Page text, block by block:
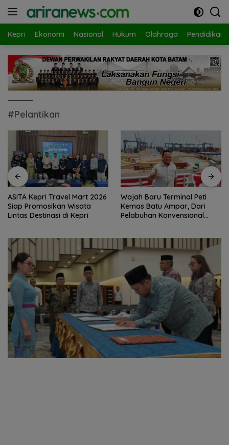
Kepri Ekonomi Nasional Hukum Olahraga Pendidikan
#Pelantikan
Wajah Baru Terminal Peti
Kemas Batu Ampar, Dari
Pelabuhan Konvensional
Ketegangan di Meja Makan:
Ketika Ruang Dialog
Menggugat Eksistensi Nurani